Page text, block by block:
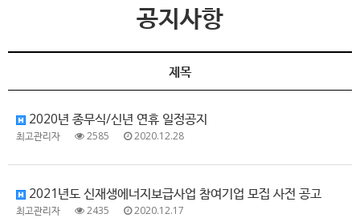
공지사항
제목
2020년 종무식/신년 연휴 일정공지
최고관리자 2585 2020.12.28
2021년도 신재생에너지보급사업 참여기업 모집 사전 공고
최고관리자 2435 2020.12.17